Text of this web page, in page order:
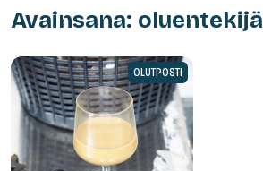
Avainsana: oluentekijä
OLUTPOSTI